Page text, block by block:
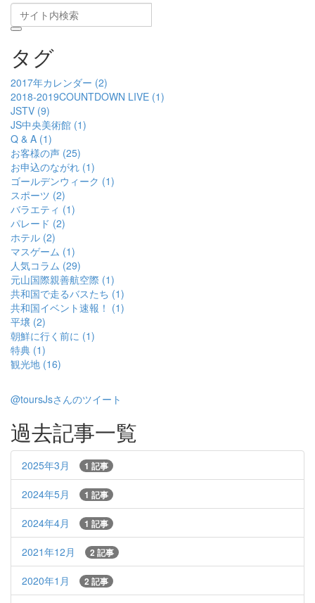
タグ
2017年カレンダー (2)
2018-2019COUNTDOWN LIVE (1)
JSTV (9)
JS中央美術館 (1)
Q & A (1)
お客様の声 (25)
お申込のながれ (1)
ゴールデンウィーク (1)
スポーツ (2)
バラエティ (1)
パレード (2)
ホテル (2)
マスゲーム (1)
人気コラム (29)
元山国際親善航空際 (1)
共和国で走るバスたち (1)
共和国イベント速報！ (1)
平壌 (2)
朝鮮に行く前に (1)
特典 (1)
観光地 (16)
@toursJsさんのツイート
過去記事一覧
2025年3月 1 記事
2024年5月 1 記事
2024年4月 1 記事
2021年12月 2 記事
2020年1月 2 記事